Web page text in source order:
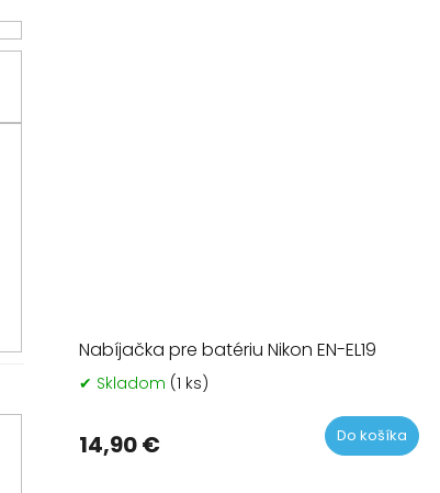
Nabíjačka pre batériu Nikon EN-EL19
✔ Skladom (1 ks)
14,90 € Do košíka